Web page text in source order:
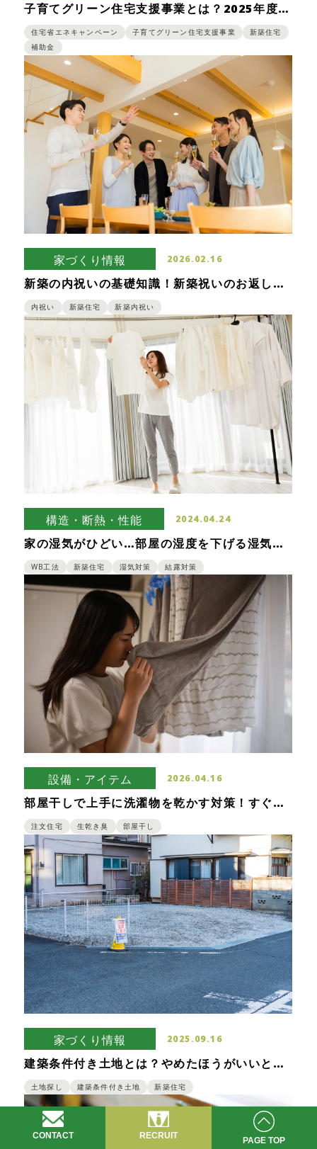
子育てグリーン住宅支援事業とは？2025年度新
築住宅に使用できる補助金の速報
住宅省エネキャンペーン 子育てグリーン住宅支援事業
新築住宅
補助金
家づくり情報 2026.02.16
新築の内祝いの基礎知識！新築祝いのお返しは
何をすれば良い？
内祝い 新築住宅 新築内祝い
構造・断熱・性能 2024.04.24
家の湿気がひどい…部屋の湿度を下げる湿気対
策と新築時に考えてみたい湿気に悩まない家づ
くり
WB工法 新築住宅 湿気対策 結露対策
設備・アイテム 2026.04.16
部屋干しで上手に洗濯物を乾かす対策！すぐで
きる方法と新築時に検討すべき対策
注文住宅 生乾き臭 部屋干し
家づくり情報 2025.09.16
建築条件付き土地とは？やめたほうがいいとも
言われるけどきちんとメリットはある！
土地探し 建築条件付き土地 新築住宅
CONTACT RECRUIT PAGE TOP